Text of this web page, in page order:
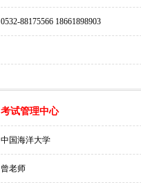
0532-88175566 18661898903
考试管理中心
中国海洋大学
曾老师